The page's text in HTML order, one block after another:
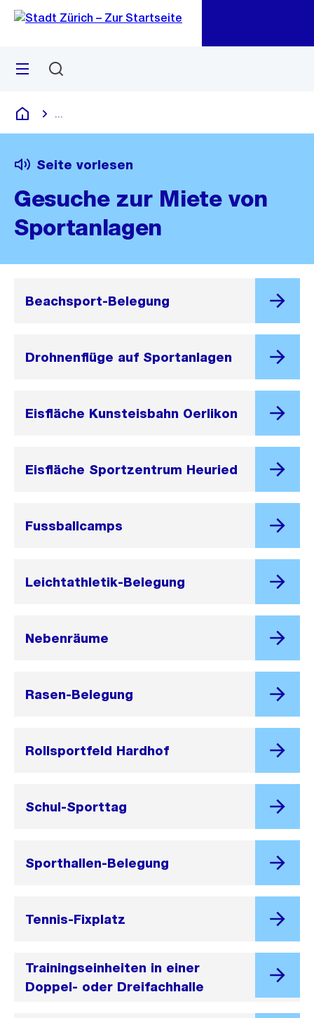
Navigation
Sprunglink
Menü
Deutsch
Seite vorlesen
Gesuche zur Miete von
Sportanlagen
Beachsport-Belegung
Drohnenflüge auf Sportanlagen
Eisfläche Kunsteisbahn Oerlikon
Eisfläche Sportzentrum Heuried
Fussballcamps
Leichtathletik-Belegung
Nebenräume
Rasen-Belegung
Rollsportfeld Hardhof
Schul-Sporttag
Sporthallen-Belegung
Tennis-Fixplatz
Trainingseinheiten in einer
Doppel- oder Dreifachhalle